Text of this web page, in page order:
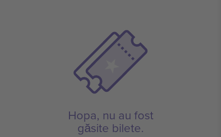
Hopa, nu au fost
găsite bilete.